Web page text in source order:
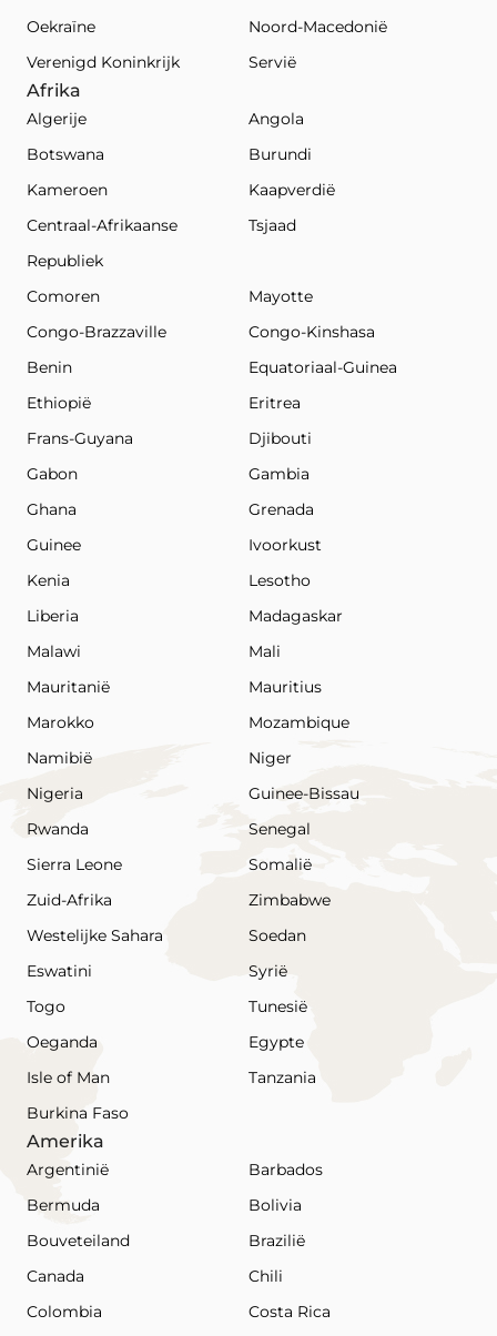
Oekraïne
Noord-Macedonië
Verenigd Koninkrijk
Servië
Afrika
Algerije
Angola
Botswana
Burundi
Kameroen
Kaapverdië
Centraal-Afrikaanse
Republiek
Tsjaad
Comoren
Mayotte
Congo-Brazzaville
Congo-Kinshasa
Benin
Equatoriaal-Guinea
Ethiopië
Eritrea
Frans-Guyana
Djibouti
Gabon
Gambia
Ghana
Grenada
Guinee
Ivoorkust
Kenia
Lesotho
Liberia
Madagaskar
Malawi
Mali
Mauritanië
Mauritius
Marokko
Mozambique
Namibië
Niger
Nigeria
Guinee-Bissau
Rwanda
Senegal
Sierra Leone
Somalië
Zuid-Afrika
Zimbabwe
Westelijke Sahara
Soedan
Eswatini
Syrië
Togo
Tunesië
Oeganda
Egypte
Isle of Man
Tanzania
Burkina Faso
Amerika
Argentinië
Barbados
Bermuda
Bolivia
Bouveteiland
Brazilië
Canada
Chili
Colombia
Costa Rica